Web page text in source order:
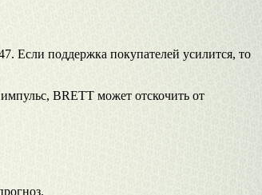
Если поддержка покупателей усилится, то
BRETT может отскочить от